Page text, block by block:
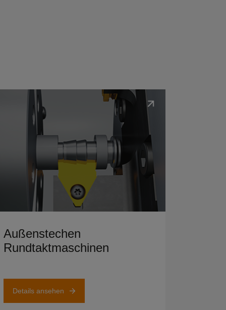
Außenstechen
Rundtaktmaschinen
Details ansehen